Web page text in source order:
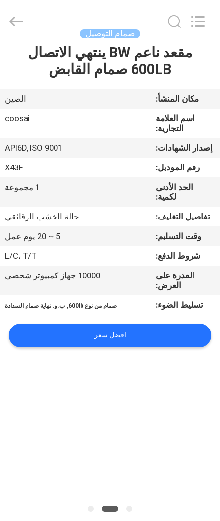
المنزل
حولنا
جولة
المصنع
مراقبة
الجودة
اتصل
أخبار
اطلب
صمام التوصيل
مقعد ناعم BW ينتهي الاتصال
600LB صمام القابض
مكان المنشأ:
الصين
اسم العلامة
التجارية:
coosai
إصدار الشهادات:
API6D, ISO 9001
رقم الموديل:
X43F
الحد الأدنى
لكمية:
1 مجموعة
تفاصيل التغليف:
حالة الخشب الرقائقي
وقت التسليم:
5 ~ 20 يوم عمل
شروط الدفع:
L/C، T/T
القدرة على
العرض:
10000 جهاز كمبيوتر شخصى
تسليط الضوء: صمام من نوع 600lb , ب.و. نهاية صمام السدادة
افضل سعر